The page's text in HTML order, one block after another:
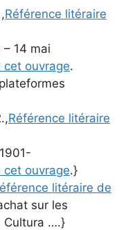
Référence litéraire
– 14 mai
cet ouvrage.
Référence litéraire
cet ouvrage.}
litéraire de
sur les
Cultura ….}